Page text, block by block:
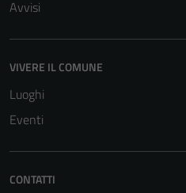
Avvisi
VIVERE IL COMUNE
Luoghi
Eventi
CONTATTI